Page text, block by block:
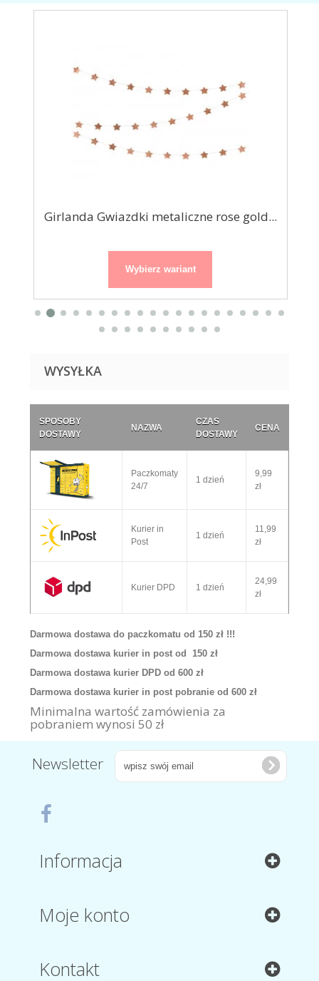
Girlanda Gwiazdki metaliczne rose gold...
Wybierz wariant
WYSYŁKA
SPOSOBY
DOSTAWY
NAZWA
CZAS
DOSTAWY
CENA
Paczkomaty
24/7
1 dzień
9,99
zł
Kurier in
Post
1 dzień
11,99
zł
Kurier DPD 1 dzień
24,99
zł
Darmowa dostawa do paczkomatu od 150 zł !!!
Darmowa dostawa kurier in post od 150 zł
Darmowa dostawa kurier DPD od 600 zł
Darmowa dostawa kurier in post pobranie od 600 zł
Minimalna wartość zamówienia za
pobraniem wynosi 50 zł
Newsletter
Informacja
Moje konto
Kontakt